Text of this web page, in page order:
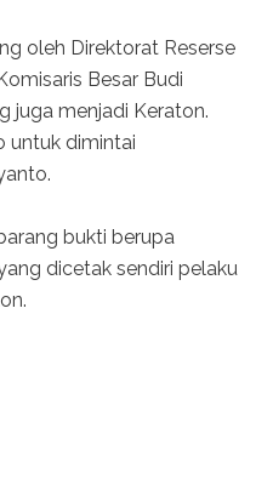
oleh Direktorat Reserse
Besar Budi
juga menjadi Keraton.
untuk dimintai
bukti berupa
dicetak sendiri pelaku